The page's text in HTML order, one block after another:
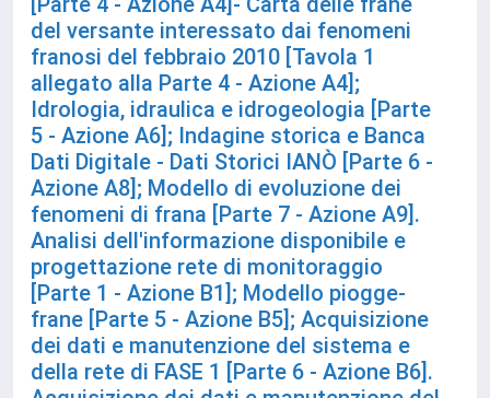
del versante interessato dai fenomeni
franosi del febbraio 2010 [Tavola 1
allegato alla Parte 4 - Azione A4];
Idrologia, idraulica e idrogeologia [Parte
5 - Azione A6]; Indagine storica e Banca
Dati Digitale - Dati Storici IANÒ [Parte 6 -
Azione A8]; Modello di evoluzione dei
fenomeni di frana [Parte 7 - Azione A9].
Analisi dell'informazione disponibile e
progettazione rete di monitoraggio
[Parte 1 - Azione B1]; Modello piogge-
frane [Parte 5 - Azione B5]; Acquisizione
dei dati e manutenzione del sistema e
della rete di FASE 1 [Parte 6 - Azione B6].